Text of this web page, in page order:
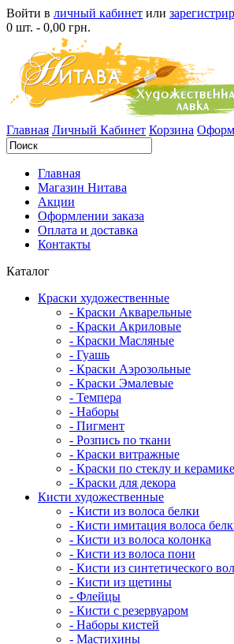
Войти в личный кабинет или
0 шт. - 0,00 грн.
Главная Личный Кабинет Корзина
Главная
Магазин Нитава
Акции
Оформлении заказа
Оплата и доставка
Контакты
Каталог
Краски художественные
- Краски Акварельные
- Краски Акриловые
- Краски Масляные
- Гуашь
- Краски Аэрозольные
- Краски Эмалевые
- Темпера
- Наборы
- Пигмент
- Розпись по ткани
- Краски витражные
- Краски по стеклу и керамике
- Краски для декора
Кисти художественные
- Кисти из волоса белки
- Кисти имитация волоса
- Кисти из волоса колонка
- Кисти из волоса пони
- Кисти из синтетического
- Кисти из щетины
- Флейцы
- Кисти с резервуаром
- Наборы кистей
- Мастихины